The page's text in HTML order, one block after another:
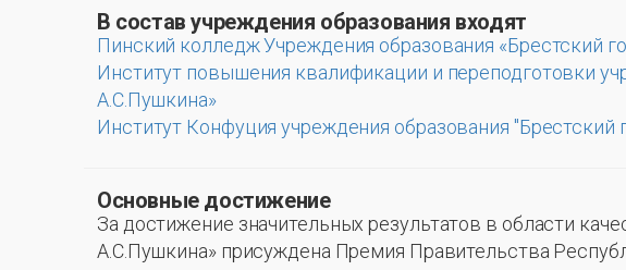
В состав учреждения образования входят
Пинский колледж Учреждения образования «Брестский
Институт повышения квалификации и переподготовки
А.С.Пушкина»
Институт Конфуция учреждения образования
Основные достижение
За достижение значительных результатов в области
А.С.Пушкина» присуждена Премия Правительства